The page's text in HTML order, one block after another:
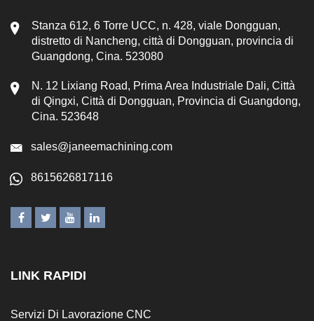
Stanza 612, 6 Torre UCC, n. 428, viale Dongguan,
distretto di Nancheng, città di Dongguan, provincia di
Guangdong, Cina. 523080
N. 12 Lixiang Road, Prima Area Industriale Dali, Città
di Qingxi, Città di Dongguan, Provincia di Guangdong,
Cina. 523648
sales@janeemachining.com
8615626817116
LINK RAPIDI
Servizi Di Lavorazione CNC